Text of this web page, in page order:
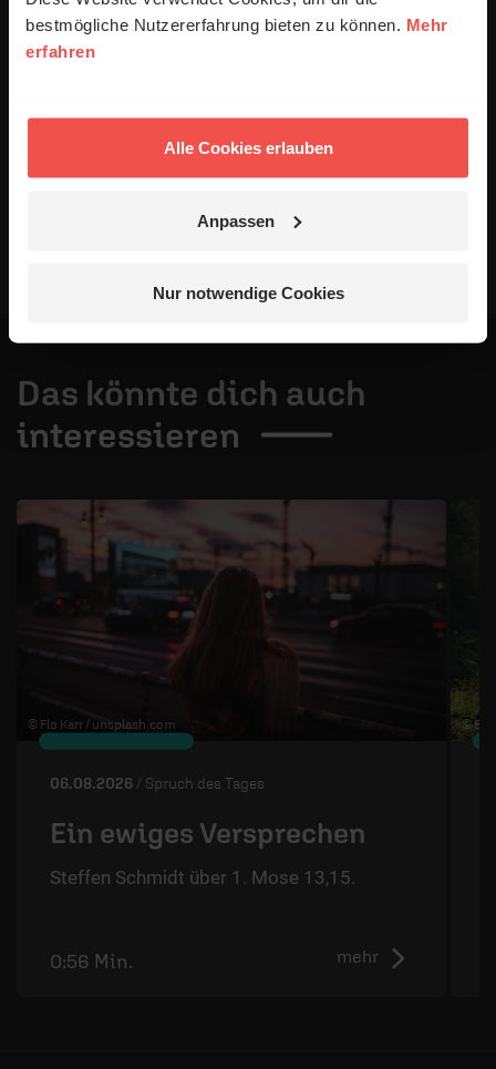
bestmögliche Nutzererfahrung bieten zu können. Mehr
erfahren
Alle Cookies erlauben
Anpassen
Nur notwendige Cookies
Datenschutzerklärung.
Alle Kommentare werden redaktionell geprüft. Wir behalten
Das könnte dich auch
interessieren
© Flo Karr / unsplash.com
06.08.2026 / Spruch des Tages
Ein ewiges Versprechen
Steffen Schmidt über 1. Mose 13,15.
mehr
0:56 Min.
©